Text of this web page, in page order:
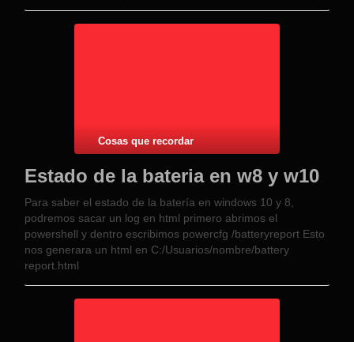
Cosas que recordar
Estado de la bateria en w8 y w10
Para saber el estado de la batería en windows 10 y 8,
podremos sacar un log en html primero abrimos el
powershell y dentro escribimos powercfg /batteryreport Esto
nos generara un html en C:/Usuarios/nombre/battery
report.html